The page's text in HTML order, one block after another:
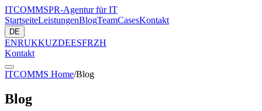
ITCOMMSPR-Agentur für IT
StartseiteLeistungenBlogTeamCasesKontakt
DE
ENRUKKUZDEESFRZH
Kontakt
ITCOMMS Home/Blog
Blog